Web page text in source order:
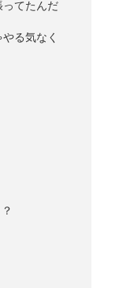
てたんだ
る気なく